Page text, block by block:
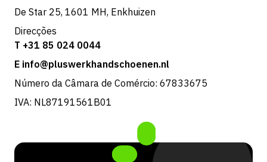
De Star 25, 1601 MH, Enkhuizen
Direcções
T +31 85 024 0044
E info@pluswerkhandschoenen.nl
Número da Câmara de Comércio: 67833675
IVA: NL87191561B01